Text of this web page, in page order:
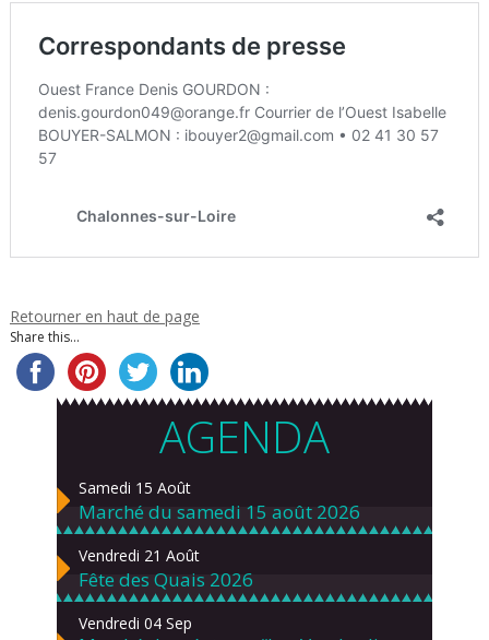
Retourner en haut de page
Share this...
AGENDA
Samedi 15 Août
Marché du samedi 15 août 2026
Vendredi 21 Août
Fête des Quais 2026
Vendredi 04 Sep